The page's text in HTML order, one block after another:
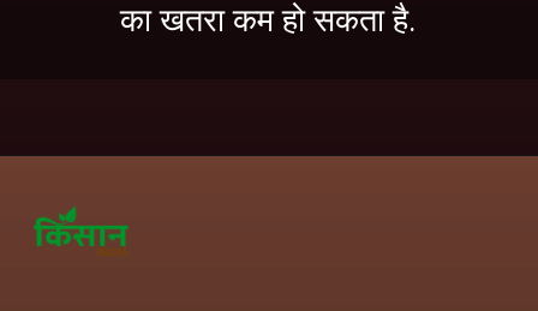
का खतरा कम हो सकता है.